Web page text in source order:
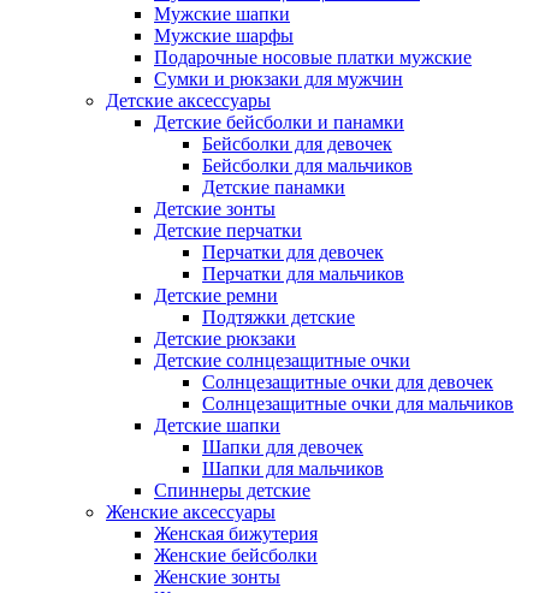
Мужские шапки
Мужские шарфы
Подарочные носовые платки мужские
Сумки и рюкзаки для мужчин
Детские аксессуары
Детские бейсболки и панамки
Бейсболки для девочек
Бейсболки для мальчиков
Детские панамки
Детские зонты
Детские перчатки
Перчатки для девочек
Перчатки для мальчиков
Детские ремни
Подтяжки детские
Детские рюкзаки
Детские солнцезащитные очки
Солнцезащитные очки для девочек
Солнцезащитные очки для мальчиков
Детские шапки
Шапки для девочек
Шапки для мальчиков
Спиннеры детские
Женские аксессуары
Женская бижутерия
Женские бейсболки
Женские зонты